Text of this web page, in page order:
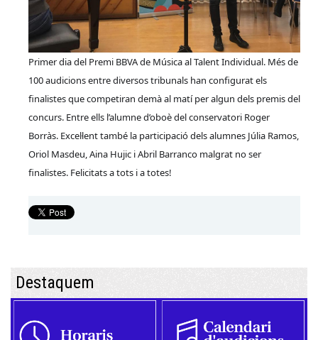
Primer dia del Premi BBVA de Música al Talent Individual. Més de
100 audicions entre diversos tribunals han configurat els
finalistes que competiran demà al matí per algun dels premis del
concurs. Entre ells l’alumne d’oboè del conservatori Roger
Borràs. Excel·lent també la participació dels alumnes Júlia Ramos,
Oriol Masdeu, Aina Hujic i Abril Barranco malgrat no ser
finalistes. Felicitats a tots i a totes!
Destaquem